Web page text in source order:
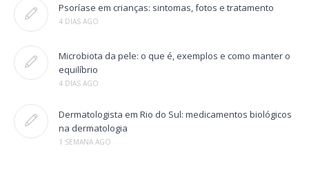
Psoríase em crianças: sintomas, fotos e tratamento
4 DIAS AGO
Microbiota da pele: o que é, exemplos e como manter o
equilíbrio
4 DIAS AGO
Dermatologista em Rio do Sul: medicamentos biológicos
na dermatologia
1 SEMANA AGO